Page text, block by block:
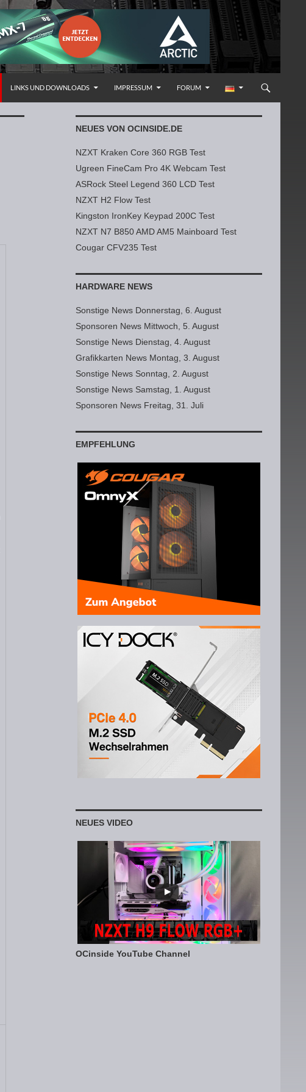
LINKS UND DOWNLOADS IMPRESSUM FORUM
NEUES VON OCINSIDE.DE
NZXT Kraken Core 360 RGB Test
Ugreen FineCam Pro 4K Webcam Test
ASRock Steel Legend 360 LCD Test
NZXT H2 Flow Test
Kingston IronKey Keypad 200C Test
NZXT N7 B850 AMD AM5 Mainboard Test
Cougar CFV235 Test
HARDWARE NEWS
Sonstige News Donnerstag, 6. August
Sponsoren News Mittwoch, 5. August
Sonstige News Dienstag, 4. August
Grafikkarten News Montag, 3. August
Sonstige News Sonntag, 2. August
Sonstige News Samstag, 1. August
Sponsoren News Freitag, 31. Juli
EMPFEHLUNG
NEUES VIDEO
OCinside YouTube Channel